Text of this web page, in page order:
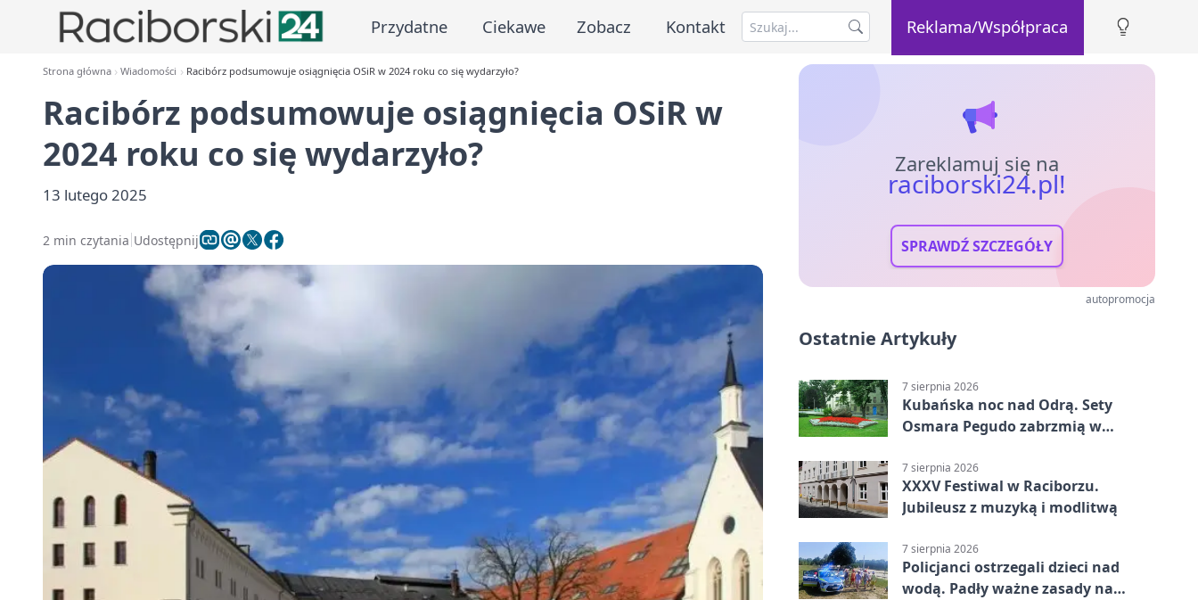
Przydatne Ciekawe Zobacz Kontakt Reklama/Współpraca
Strona główna Wiadomości Racibórz podsumowuje osiągnięcia OSiR w 2024 roku co się wydarzyło?
Racibórz podsumowuje osiągnięcia OSiR w
2024 roku co się wydarzyło?
13 lutego 2025
2 min czytania Udostępnij
Zareklamuj się na
raciborski24.pl!
SPRAWDŹ SZCZEGÓŁY
autopromocja
Ostatnie Artykuły
7 sierpnia 2026
Kubańska noc nad Odrą. Sety
Osmara Pegudo zabrzmią w
7 sierpnia 2026
XXXV Festiwal w Raciborzu.
Jubileusz z muzyką i modlitwą
7 sierpnia 2026
Policjanci ostrzegali dzieci nad
wodą. Padły ważne zasady na